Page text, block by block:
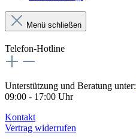
Menü schließen
Telefon-Hotline
Unterstützung und Beratung unter:
09:00 - 17:00 Uhr
Kontakt
Vertrag widerrufen